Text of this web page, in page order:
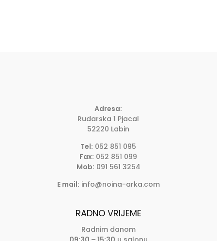
Adresa:
Rudarska 1 Pjacal
52220 Labin
Tel: 052 851 095
Fax: 052 851 099
Mob: 091 561 3254
E mail: info@noina-arka.com
RADNO VRIJEME
Radnim danom